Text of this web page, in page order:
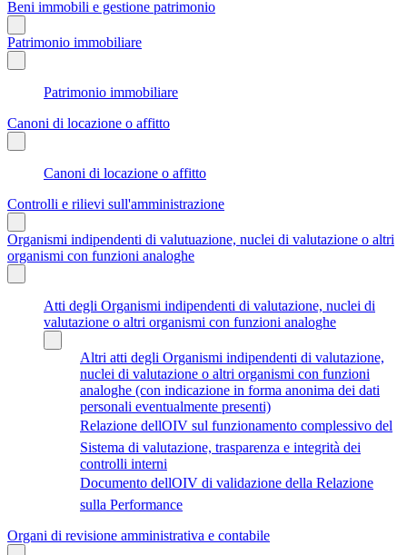
Beni immobili e gestione patrimonio
Patrimonio immobiliare
Patrimonio immobiliare
Canoni di locazione o affitto
Canoni di locazione o affitto
Controlli e rilievi sull'amministrazione
Organismi indipendenti di valutuazione, nuclei di valutazione o altri
organismi con funzioni analoghe
Atti degli Organismi indipendenti di valutazione, nuclei di
valutazione o altri organismi con funzioni analoghe
Altri atti degli Organismi indipendenti di valutazione,
nuclei di valutazione o altri organismi con funzioni
analoghe (con indicazione in forma anonima dei dati
personali eventualmente presenti)
Relazione dellOIV sul funzionamento complessivo del
Sistema di valutazione, trasparenza e integrità dei
controlli interni
Documento dellOIV di validazione della Relazione
sulla Performance
Organi di revisione amministrativa e contabile